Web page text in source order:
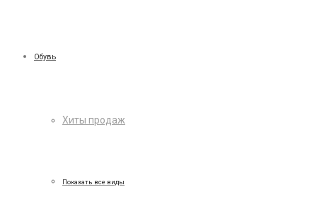
Обувь
Хиты продаж
Показать все виды